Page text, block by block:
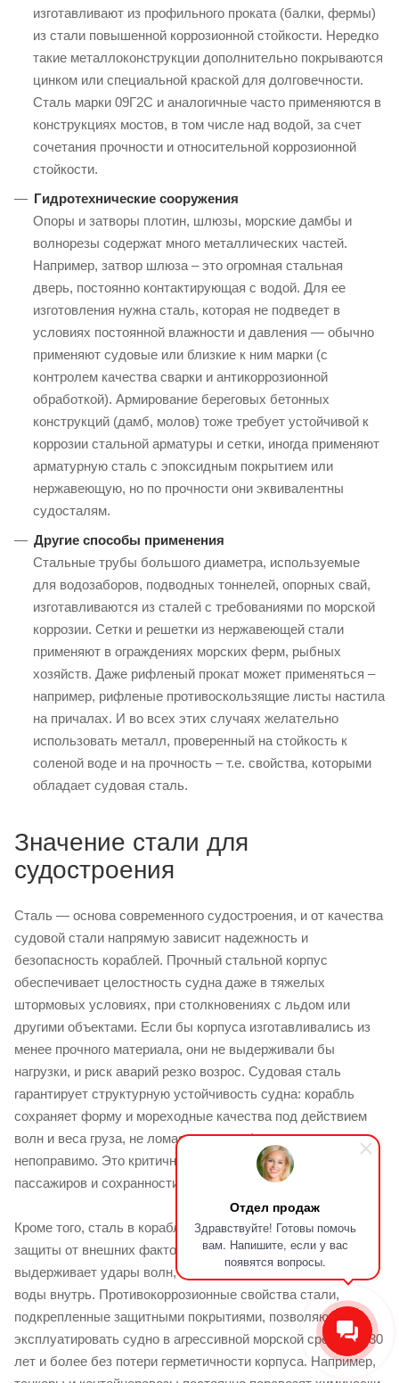
Отдел продаж
Здравствуйте! Готовы помочь
вам. Напишите, если у вас
появятся вопросы.
изготавливают из профильного проката (балки, фермы)
из стали повышенной коррозионной стойкости. Нередко
такие металлоконструкции дополнительно покрываются
цинком или специальной краской для долговечности.
Сталь марки 09Г2С и аналогичные часто применяются в
конструкциях мостов, в том числе над водой, за счет
сочетания прочности и относительной коррозионной
стойкости.
Гидротехнические сооружения
Опоры и затворы плотин, шлюзы, морские дамбы и
волнорезы содержат много металлических частей.
Например, затвор шлюза – это огромная стальная
дверь, постоянно контактирующая с водой. Для ее
изготовления нужна сталь, которая не подведет в
условиях постоянной влажности и давления — обычно
применяют судовые или близкие к ним марки (с
контролем качества сварки и антикоррозионной
обработкой). Армирование береговых бетонных
конструкций (дамб, молов) тоже требует устойчивой к
коррозии стальной арматуры и сетки, иногда применяют
арматурную сталь с эпоксидным покрытием или
нержавеющую, но по прочности они эквивалентны
судосталям.
Другие способы применения
Стальные трубы большого диаметра, используемые
для водозаборов, подводных тоннелей, опорных свай,
изготавливаются из сталей с требованиями по морской
коррозии. Сетки и решетки из нержавеющей стали
применяют в ограждениях морских ферм, рыбных
хозяйств. Даже рифленый прокат может применяться –
например, рифленые противоскользящие листы настила
на причалах. И во всех этих случаях желательно
использовать металл, проверенный на стойкость к
соленой воде и на прочность – т.е. свойства, которыми
обладает судовая сталь.
Значение стали для
судостроения
Сталь — основа современного судостроения, и от качества
судовой стали напрямую зависит надежность и
безопасность кораблей. Прочный стальной корпус
обеспечивает целостность судна даже в тяжелых
штормовых условиях, при столкновениях с льдом или
другими объектами. Если бы корпуса изготавливались из
менее прочного материала, они не выдерживали бы
нагрузки, и риск аварий резко возрос. Судовая сталь
гарантирует структурную устойчивость судна: корабль
сохраняет форму и мореходные качества под действием
волн и веса груза, не ломаясь и не деформируясь
непоправимо. Это критично для безопасности экипажа,
пассажиров и сохранности перевозимого груза.
Кроме того, сталь в корабле играет роль своеобразной
защиты от внешних факторов. Толстый стальной борт
выдерживает удары волн, препятствует проникновению
воды внутрь. Противокоррозионные свойства стали,
подкрепленные защитными покрытиями, позволяют
эксплуатировать судно в агрессивной морской среде 20–30
лет и более без потери герметичности корпуса. Например,